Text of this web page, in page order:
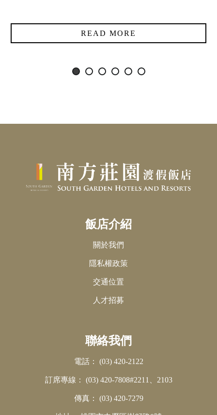
READ MORE
飯店介紹
關於我們
隱私權政策
交通位置
人才招募
聯絡我們
電話： (03) 420-2122
訂席專線： (03) 420-7808#2211、2103
傳真： (03) 420-7279